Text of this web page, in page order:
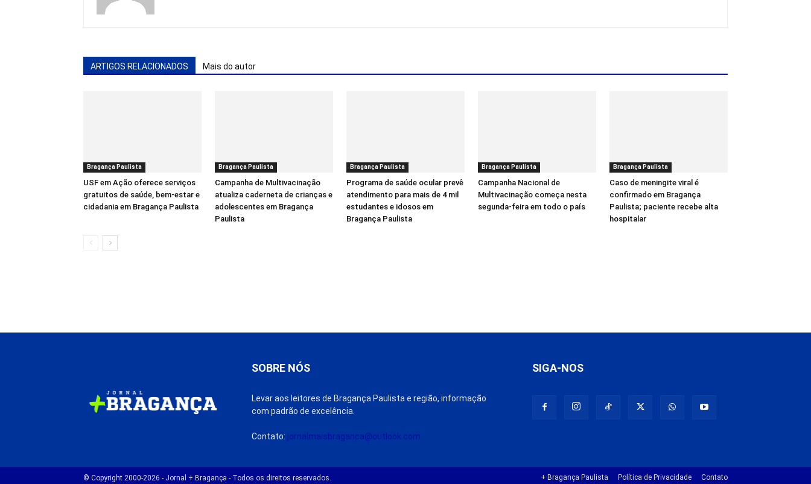
ARTIGOS RELACIONADOS Mais do autor
Bragança Paulista
USF em Ação oferece serviços
gratuitos de saúde, bem-estar e
cidadania em Bragança Paulista
Bragança Paulista
Campanha de Multivacinação
atualiza caderneta de crianças e
adolescentes em Bragança
Paulista
Bragança Paulista
Programa de saúde ocular prevê
atendimento para mais de 4 mil
estudantes e idosos em
Bragança Paulista
Bragança Paulista
Campanha Nacional de
Multivacinação começa nesta
segunda-feira em todo o país
Bragança Paulista
Caso de meningite viral é
confirmado em Bragança
Paulista; paciente recebe alta
hospitalar
SOBRE NÓS
Levar aos leitores de Bragança Paulista e região, informação
com padrão de excelência.
Contato: jornalmaisbraganca@outlook.com
SIGA-NOS
+ Bragança Paulista Política de Privacidade Contato
© Copyright 2000-2026 - Jornal + Bragança - Todos os direitos reservados.